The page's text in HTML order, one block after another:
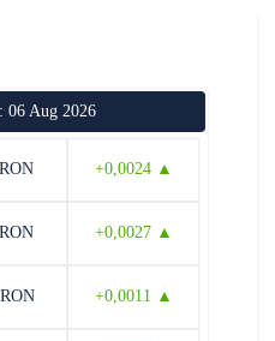
06 Aug 2026
+0,0024 ▲
+0,0027 ▲
+0,0011 ▲